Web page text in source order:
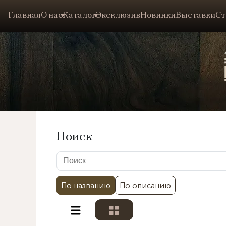
ГлавнаяО насКаталогЭксклюзивНовинкиВыставки
Поиск
По названию По описанию
Разделы